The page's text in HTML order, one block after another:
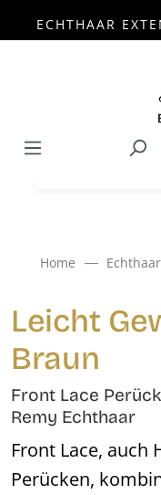
ECHTHAAR
Home
Leicht
Braun
Front Lace
Remy Echthaar
Front Lace, auch
Perücken,